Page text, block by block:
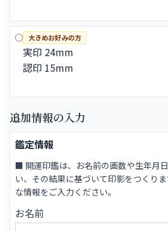
大きめお好みの方
実印 24mm
認印 15mm
追加情報の入力
鑑定情報
■ 開運印鑑は、お名前の画数や生年月
い、その結果に基づいて印影をつくり
な情報をご入力ください。
お名前